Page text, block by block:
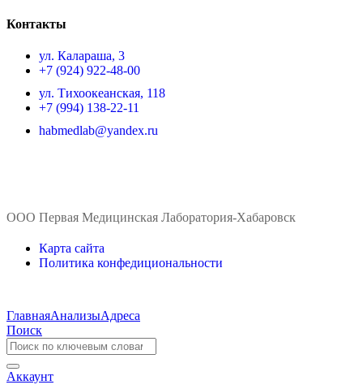
Контакты
ул. ​Калараша, 3
+7 (924) 922-48-00
ул. ​Тихоокеанская, 118
+7 (994) 138-22-11
habmedlab@yandex.ru
ООО Первая Медицинская Лаборатория-Хабаровск
Карта сайта
Политика конфедициональности
ГлавнаяАнализыАдреса
Поиск
Аккаунт